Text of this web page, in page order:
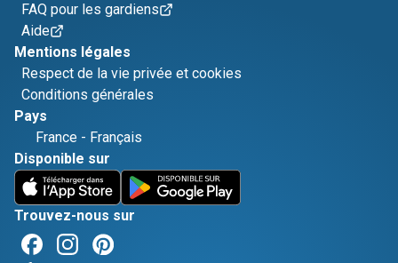
FAQ pour les gardiens
Aide
Mentions légales
Respect de la vie privée et cookies
Conditions générales
Pays
France - Français
Disponible sur
Trouvez-nous sur